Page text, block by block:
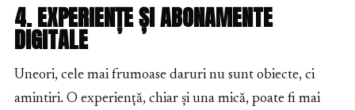
4. EXPERIENȚE ȘI ABONAMENTE
DIGITALE
Uneori, cele mai frumoase daruri nu sunt obiecte, ci
amintiri. O experiență, chiar și una mică, poate fi mai